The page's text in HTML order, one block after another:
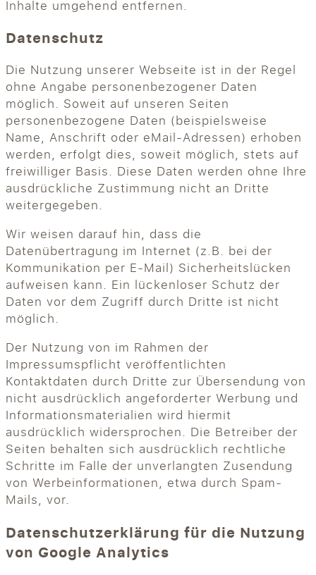
Inhalte umgehend entfernen.
Datenschutz
Die Nutzung unserer Webseite ist in der Regel
ohne Angabe personenbezogener Daten
möglich. Soweit auf unseren Seiten
personenbezogene Daten (beispielsweise
Name, Anschrift oder eMail-Adressen) erhoben
werden, erfolgt dies, soweit möglich, stets auf
freiwilliger Basis. Diese Daten werden ohne Ihre
ausdrückliche Zustimmung nicht an Dritte
weitergegeben.
Wir weisen darauf hin, dass die
Datenübertragung im Internet (z.B. bei der
Kommunikation per E-Mail) Sicherheitslücken
aufweisen kann. Ein lückenloser Schutz der
Daten vor dem Zugriff durch Dritte ist nicht
möglich.
Der Nutzung von im Rahmen der
Impressumspflicht veröffentlichten
Kontaktdaten durch Dritte zur Übersendung von
nicht ausdrücklich angeforderter Werbung und
Informationsmaterialien wird hiermit
ausdrücklich widersprochen. Die Betreiber der
Seiten behalten sich ausdrücklich rechtliche
Schritte im Falle der unverlangten Zusendung
von Werbeinformationen, etwa durch Spam-
Mails, vor.
Datenschutzerklärung für die Nutzung
von Google Analytics